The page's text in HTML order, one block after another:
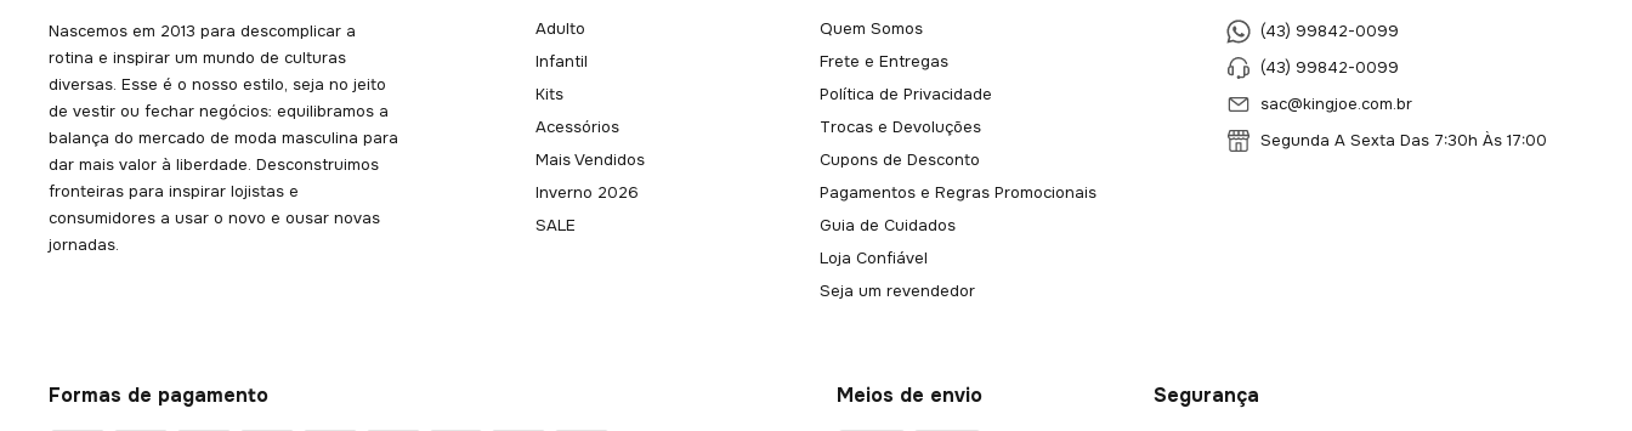
Nascemos em 2013 para descomplicar a
rotina e inspirar um mundo de culturas
diversas. Esse é o nosso estilo, seja no jeito
de vestir ou fechar negócios: equilibramos a
balança do mercado de moda masculina para
dar mais valor à liberdade. Desconstruimos
fronteiras para inspirar lojistas e
consumidores a usar o novo e ousar novas
jornadas.
Adulto
Infantil
Kits
Acessórios
Mais Vendidos
Inverno 2026
SALE
Quem Somos
Frete e Entregas
Política de Privacidade
Trocas e Devoluções
Cupons de Desconto
Pagamentos e Regras Promocionais
Guia de Cuidados
Loja Confiável
Seja um revendedor
(43) 99842-0099
(43) 99842-0099
sac@kingjoe.com.br
Segunda A Sexta Das 7:30h Às 17:00
Formas de pagamento Meios de envio Segurança